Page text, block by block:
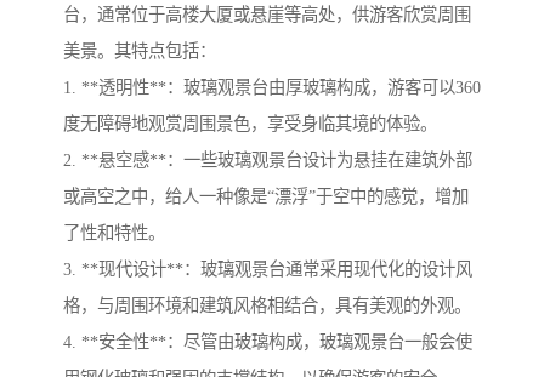
台，通常位于高楼大厦或悬崖等高处，供游客欣赏周围
美景。其特点包括：
1. **透明性**：玻璃观景台由厚玻璃构成，游客可以360
度无障碍地观赏周围景色，享受身临其境的体验。
2. **悬空感**：一些玻璃观景台设计为悬挂在建筑外部
或高空之中，给人一种像是“漂浮”于空中的感觉，增加
了性和特性。
3. **现代设计**：玻璃观景台通常采用现代化的设计风
格，与周围环境和建筑风格相结合，具有美观的外观。
4. **安全性**：尽管由玻璃构成，玻璃观景台一般会使